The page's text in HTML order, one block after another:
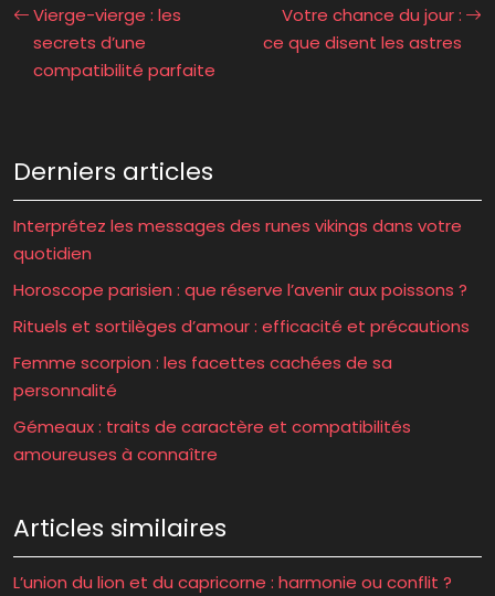
Vierge-vierge : les
secrets d’une
compatibilité parfaite
Votre chance du jour :
ce que disent les astres
Derniers articles
Interprétez les messages des runes vikings dans votre
quotidien
Horoscope parisien : que réserve l’avenir aux poissons ?
Rituels et sortilèges d’amour : efficacité et précautions
Femme scorpion : les facettes cachées de sa
personnalité
Gémeaux : traits de caractère et compatibilités
amoureuses à connaître
Articles similaires
L’union du lion et du capricorne : harmonie ou conflit ?